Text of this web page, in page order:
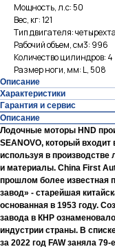
Мощность, л.с: 50
Вес, кг: 121
Тип двигателя:
Рабочий объем, см3: 996
Количество цилиндров: 4
Размер ноги, мм: L, 508
Описание
Характеристики
Гарантия и сервис
Описание
Лодочные моторы HND
SEANOVO, который входит
используя в
и материалы. China First
прошлом более известная
завод» - старейшая
основанная в 1953 году.
завода в КНР
индустрии страны. В
за 2022 год FAW заняла